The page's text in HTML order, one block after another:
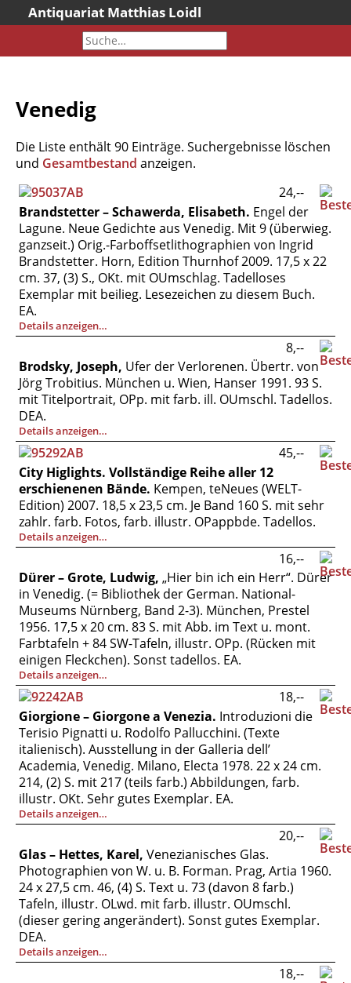
Antiquariat Matthias Loidl
Aktuelles
Neueingänge
Gesamtbestand
Sonderangebote
Katalogarchiv
Newsletter
Über uns
Kontakt
Warenkorb
Versandkosten
AGB
Vertrag widerrufen
Widerrufsbelehrung
Datenschutz
Impressum
Venedig
Die Liste enthält 90 Einträge. Suchergebnisse löschen
und Gesamtbestand anzeigen.
Brandstetter – Schawerda, Elisabeth. Engel der
Lagune. Neue Gedichte aus Venedig. Mit 9 (überwieg.
ganzseit.) Orig.-Farboffsetlithographien von Ingrid
Brandstetter. Horn, Edition Thurnhof 2009. 17,5 x 22
cm. 37, (3) S., OKt. mit OUmschlag. Tadelloses
Exemplar mit beilieg. Lesezeichen zu diesem Buch.
EA.
Details anzeigen…
24,--
Brodsky, Joseph, Ufer der Verlorenen. Übertr. von
Jörg Trobitius. München u. Wien, Hanser 1991. 93 S.
mit Titelportrait, OPp. mit farb. ill. OUmschl. Tadellos.
DEA.
Details anzeigen…
8,--
City Higlights. Vollständige Reihe aller 12
erschienenen Bände. Kempen, teNeues (WELT-
Edition) 2007. 18,5 x 23,5 cm. Je Band 160 S. mit sehr
zahlr. farb. Fotos, farb. illustr. OPappbde. Tadellos.
Details anzeigen…
45,--
Dürer – Grote, Ludwig, „Hier bin ich ein Herr“. Dürer
in Venedig. (= Bibliothek der German. National-
Museums Nürnberg, Band 2-3). München, Prestel
1956. 17,5 x 20 cm. 83 S. mit Abb. im Text u. mont.
Farbtafeln + 84 SW-Tafeln, illustr. OPp. (Rücken mit
einigen Fleckchen). Sonst tadellos. EA.
Details anzeigen…
16,--
Giorgione – Giorgone a Venezia. Introduzioni die
Terisio Pignatti u. Rodolfo Pallucchini. (Texte
italienisch). Ausstellung in der Galleria dell’
Academia, Venedig. Milano, Electa 1978. 22 x 24 cm.
214, (2) S. mit 217 (teils farb.) Abbildungen, farb.
illustr. OKt. Sehr gutes Exemplar. EA.
Details anzeigen…
18,--
Glas – Hettes, Karel, Venezianisches Glas.
Photographien von W. u. B. Forman. Prag, Artia 1960.
24 x 27,5 cm. 46, (4) S. Text u. 73 (davon 8 farb.)
Tafeln, illustr. OLwd. mit farb. illustr. OUmschl.
(dieser gering angerändert). Sonst gutes Exemplar.
DEA.
Details anzeigen…
20,--
18,--